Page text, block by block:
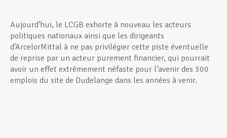
Aujourd’hui, le LCGB exhorte à nouveau les acteurs
politiques nationaux ainsi que les dirigeants
d’ArcelorMittal à ne pas privilégier cette piste éventuelle
de reprise par un acteur purement financier, qui pourrait
avoir un effet extrêmement néfaste pour l’avenir des 300
emplois du site de Dudelange dans les années à venir.